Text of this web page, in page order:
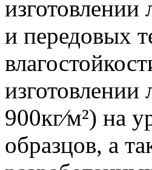
изготовлении
и передовых
изготовлении
900кг⁄м²) на
образцов, а